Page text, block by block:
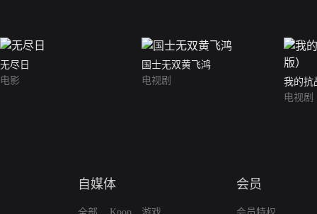
无尽日
电影
国士无双黄飞鸿
电视剧
我的抗
电视剧
自媒体 会员